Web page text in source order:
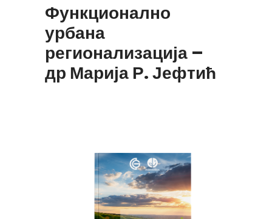
Функционално
урбана
регионализација –
др Марија Р. Јефтић